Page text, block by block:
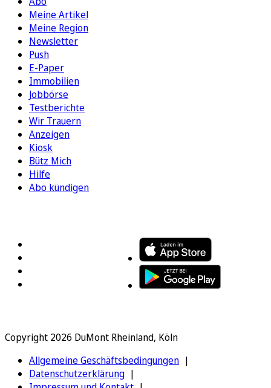
Meine Artikel
Meine Region
Newsletter
Push
E-Paper
Immobilien
Jobbörse
Testberichte
Wir Trauern
Anzeigen
Kiosk
Bütz Mich
Hilfe
Abo kündigen
Copyright 2026 DuMont Rheinland, Köln
Allgemeine Geschäftsbedingungen
Datenschutzerklärung